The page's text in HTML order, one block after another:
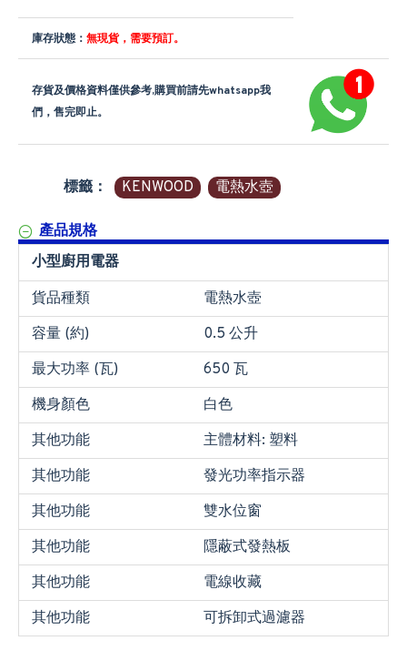
庫存狀態： 無現貨，需要預訂。
存貨及價格資料僅供參考,購買前請先whatsapp我
們，售完即止。
標籤： KENWOOD 電熱水壺
產品規格
小型廚用電器
貨品種類
電熱水壺
容量 (約)
0.5 公升
最大功率 (瓦)
650 瓦
機身顏色
白色
其他功能
主體材料: 塑料
其他功能
發光功率指示器
其他功能
雙水位窗
其他功能
隱蔽式發熱板
其他功能
電線收藏
其他功能
可拆卸式過濾器